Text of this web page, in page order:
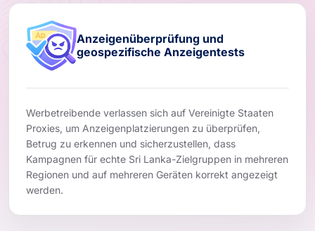
Anzeigenüberprüfung und
geospezifische Anzeigentests
Werbetreibende verlassen sich auf Vereinigte Staaten
Proxies, um Anzeigenplatzierungen zu überprüfen,
Betrug zu erkennen und sicherzustellen, dass
Kampagnen für echte Sri Lanka-Zielgruppen in mehreren
Regionen und auf mehreren Geräten korrekt angezeigt
werden.